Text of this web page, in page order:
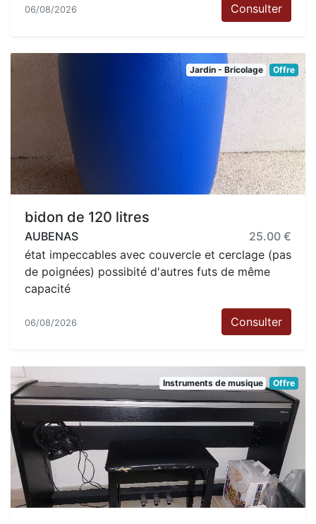
06/08/2026 Consulter
Jardin - Bricolage Offre
bidon de 120 litres
AUBENAS
25.00 €
état impeccables avec couvercle et cerclage (pas
de poignées) possibité d'autres futs de même
capacité
06/08/2026 Consulter
Instruments de musique Offre